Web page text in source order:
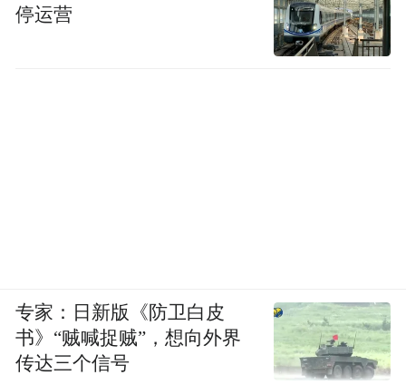
停运营
专家：日新版《防卫白皮
书》“贼喊捉贼”，想向外界
传达三个信号